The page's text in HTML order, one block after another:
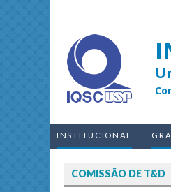
INSTITUCIONAL
COMISSÃO DE T&D